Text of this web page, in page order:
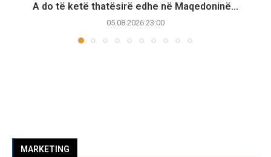
A do të ketë thatësirë edhe në Maqedoninë...
05.08.2026 23:00
MARKETING